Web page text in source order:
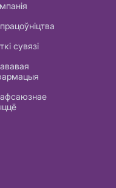
сувязі